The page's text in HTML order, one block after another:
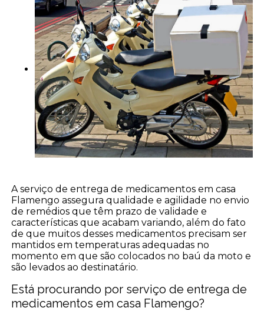
A serviço de entrega de medicamentos em casa
Flamengo assegura qualidade e agilidade no envio
de remédios que têm prazo de validade e
características que acabam variando, além do fato
de que muitos desses medicamentos precisam ser
mantidos em temperaturas adequadas no
momento em que são colocados no baú da moto e
são levados ao destinatário.
Está procurando por serviço de entrega de
medicamentos em casa Flamengo?